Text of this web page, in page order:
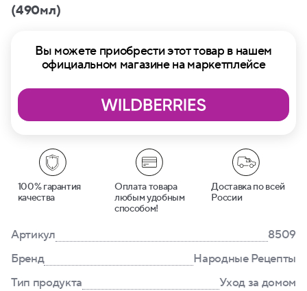
(490мл)
Вы можете приобрести этот товар в нашем
официальном магазине на маркетплейсе
100% гарантия
качества
Оплата товара
любым удобным
способом!
Доставка по всей
России
Артикул
8509
Бренд
Народные Рецепты
Тип продукта
Уход за домом